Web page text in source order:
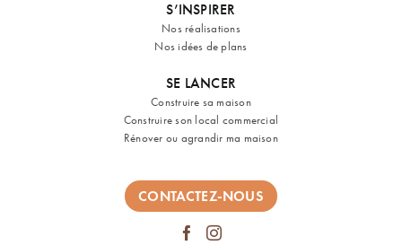
S’INSPIRER
Nos réalisations
Nos idées de plans
SE LANCER
Construire sa maison
Construire son local commercial
Rénover ou agrandir ma maison
CONTACTEZ-NOUS